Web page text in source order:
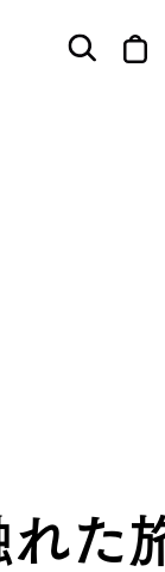
CLOSE
た